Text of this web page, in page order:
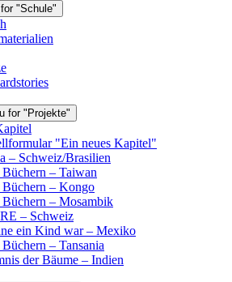
"Schule"
for "Projekte"
"Ein neues Kapitel"
– Schweiz/Brasilien
– Taiwan
– Kongo
– Mosambik
– Schweiz
ein Kind war – Mexiko
– Tansania
der Bäume – Indien